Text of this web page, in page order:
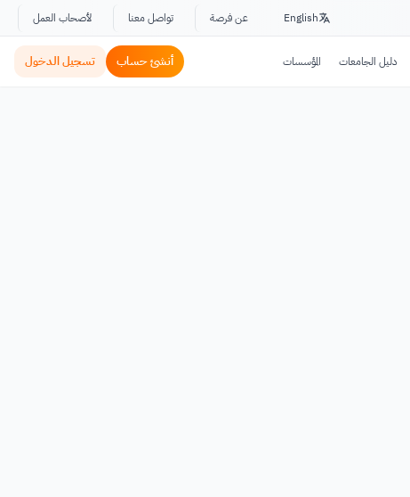
English عن فرصة تواصل معنا لأصحاب العمل
دليل الجامعات المؤسسات أنشئ حساب تسجيل الدخول